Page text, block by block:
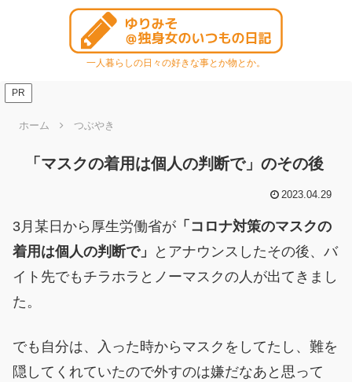
一人暮らしの日々の好きな事とか物とか。
PR
ホーム つぶやき
「マスクの着用は個人の判断で」のその後
2023.04.29
3月某日から厚生労働省が 「コロナ対策のマスクの
着用は個人の判断で」
とアナウンスしたその後、バ
イト先でもチラホラとノーマスクの人が出てきまし
た。
でも自分は、入った時からマスクをしてたし、難を
隠してくれていたので外すのは嫌だなあと思って